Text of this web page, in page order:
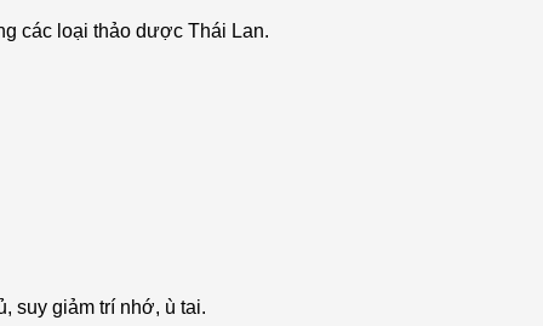
các loại thảo dược Thái Lan.
suy giảm trí nhớ, ù tai.